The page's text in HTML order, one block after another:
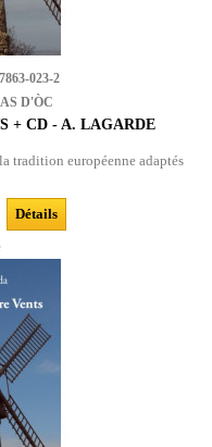
023-2
D'ÒC
+ CD - A. LAGARDE
tradition européenne adaptés
Détails